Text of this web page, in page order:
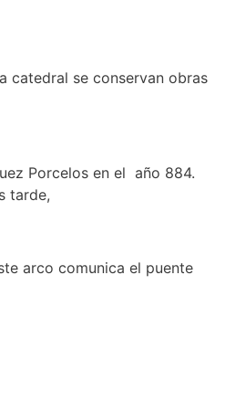
catedral se conservan obras
Porcelos en el año 884.
tarde,
arco comunica el puente